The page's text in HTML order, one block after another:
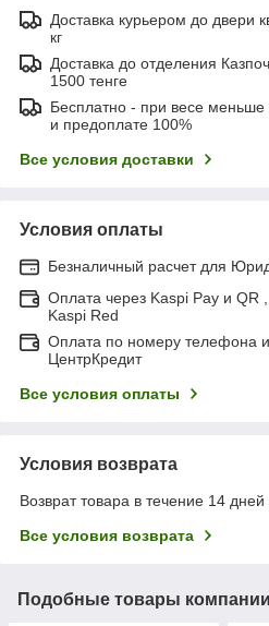
Доставка курьером до двери
кг
Доставка до отделения
1500 тенге
Бесплатно - при весе меньше
и предоплате 100%
Все условия доставки
Условия оплаты
Безналичный расчет для
Оплата через Kaspi Pay и QR
Kaspi Red
Оплата по номеру телефона
ЦентрКредит
Все условия оплаты
Условия возврата
Возврат товара в течение 14 дней
Все условия возврата
Подобные товары компании